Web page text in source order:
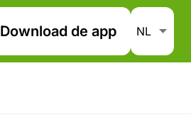
Download de app